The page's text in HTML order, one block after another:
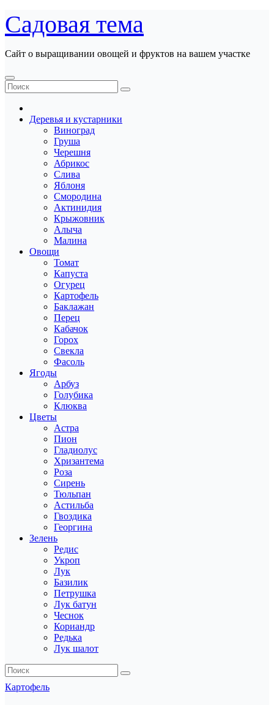
Перейти
к
содержанию
Садовая тема
Сайт о выращивании овощей и фруктов на вашем участке
Деревья и кустарники
Виноград
Груша
Черешня
Абрикос
Слива
Яблоня
Смородина
Актинидия
Крыжовник
Алыча
Малина
Овощи
Томат
Капуста
Огурец
Картофель
Баклажан
Перец
Кабачок
Горох
Свекла
Фасоль
Ягоды
Арбуз
Голубика
Клюква
Цветы
Астра
Пион
Гладиолус
Хризантема
Роза
Сирень
Тюльпан
Астильба
Гвоздика
Георгина
Зелень
Редис
Укроп
Лук
Базилик
Петрушка
Лук батун
Чеснок
Кориандр
Редька
Лук шалот
Картофель